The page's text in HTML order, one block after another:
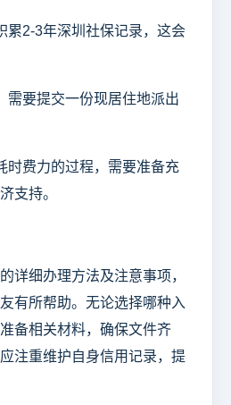
累2-3年深圳社保记录，这会
需要提交一份现居住地派出
时费力的过程，需要准备充
支持。
详细办理方法及注意事项，
有所帮助。无论选择哪种入
备相关材料，确保文件齐
注重维护自身信用记录，提